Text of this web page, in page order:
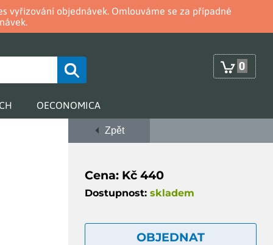
vyřizování objednávek. Omlouváme se za případné
0
OECONOMICA
Zpět
Cena: Kč 440
Dostupnost: skladem
OBJEDNAT